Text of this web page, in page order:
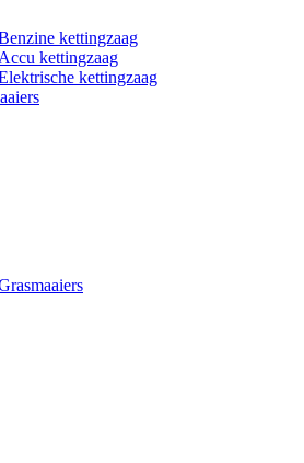
kettingzaag
Accu kettingzaag
kettingzaag